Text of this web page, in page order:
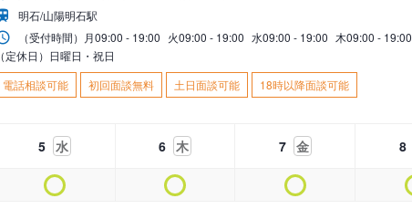
明石/山陽明石駅
（受付時間） 月09:00 - 19:00 火09:00 - 19:00 水09:00 - 19:00 木09:00 - 19:00
（定休日）日曜日・祝日
電話相談可能
初回面談無料 土日面談可能 18時以降面談可能
5 水 6 木 7 金 8